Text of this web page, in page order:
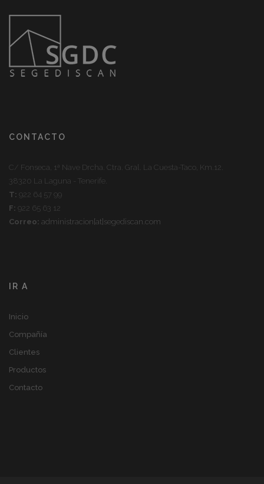
CONTACTO
C/ Fonseca, 1ª Nave Drcha. Ctra. Gral. La Cuesta-Taco, Km.12.
38320 La Laguna - Tenerife.
T: 922 64 57 99
F: 922 65 63 12
Correo: administracion[at]segediscan.com
IR A
Inicio
Compañía
Clientes
Productos
Contacto